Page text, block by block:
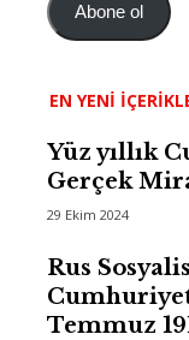
Abone ol
EN YENI
Yüz yıllık
Gerçek
29 Ekim 2024
Rus
Temmuz